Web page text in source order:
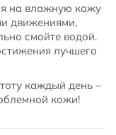
на влажную кожу
движениями,
смойте водой.
лучшего
каждый день –
кожи!